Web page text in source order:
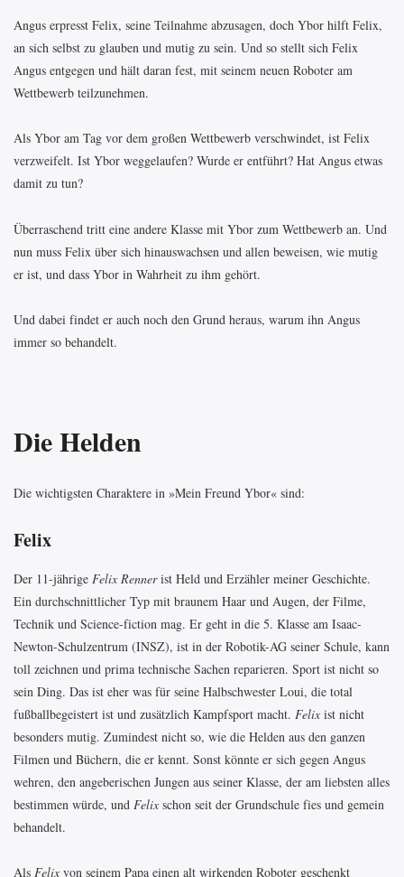
Angus erpresst Felix, seine Teilnahme abzusagen, doch Ybor hilft Felix,
an sich selbst zu glauben und mutig zu sein. Und so stellt sich Felix
Angus entgegen und hält daran fest, mit seinem neuen Roboter am
Wettbewerb teilzunehmen.
Als Ybor am Tag vor dem großen Wettbewerb verschwindet, ist Felix
verzweifelt. Ist Ybor weggelaufen? Wurde er entführt? Hat Angus etwas
damit zu tun?
Überraschend tritt eine andere Klasse mit Ybor zum Wettbewerb an. Und
nun muss Felix über sich hinauswachsen und allen beweisen, wie mutig
er ist, und dass Ybor in Wahrheit zu ihm gehört.
Und dabei findet er auch noch den Grund heraus, warum ihn Angus
immer so behandelt.
Die Helden
Die wichtigsten Charaktere in »Mein Freund Ybor« sind:
Felix
Der 11-jährige Felix Rennerist Held und Erzähler meiner Geschichte.
Ein durchschnittlicher Typ mit braunem Haar und Augen, der Filme,
Technik und Science-fiction mag. Er geht in die 5. Klasse am Isaac-
Newton-Schulzentrum (INSZ), ist in der Robotik-AG seiner Schule, kann
toll zeichnen und prima technische Sachen reparieren. Sport ist nicht so
sein Ding. Das ist eher was für seine Halbschwester Loui, die total
fußballbegeistert ist und zusätzlich Kampfsport macht. Felix ist nicht
besonders mutig. Zumindest nicht so, wie die Helden aus den ganzen
Filmen und Büchern, die er kennt. Sonst könnte er sich gegen Angus
wehren, den angeberischen Jungen aus seiner Klasse, der am liebsten alles
bestimmen würde, und Felix schon seit der Grundschule fies und gemein
behandelt.
Als Felix von seinem Papa einen alt wirkenden Roboter geschenkt